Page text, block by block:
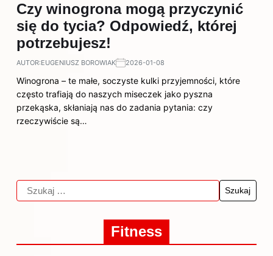
Czy winogrona mogą przyczynić
się do tycia? Odpowiedź, której
potrzebujesz!
AUTOR:EUGENIUSZ BOROWIAK 2026-01-08
Winogrona – te małe, soczyste kulki przyjemności, które
często trafiają do naszych miseczek jako pyszna
przekąska, skłaniają nas do zadania pytania: czy
rzeczywiście są…
Fitness